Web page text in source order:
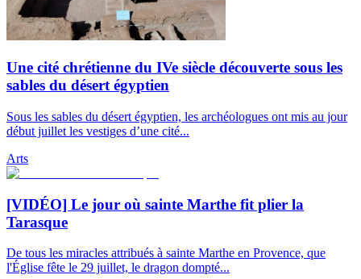
Une cité chrétienne du IVe siècle découverte sous les
sables du désert égyptien
Sous les sables du désert égyptien, les archéologues ont mis au jour
début juillet les vestiges d’une cité...
Arts
[VIDÉO] Le jour où sainte Marthe fit plier la
Tarasque
De tous les miracles attribués à sainte Marthe en Provence, que
l'Église fête le 29 juillet, le dragon dompté...